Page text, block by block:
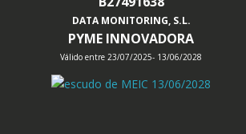
DATA MONITORING, S.L.
PYME INNOVADORA
Válido entre 23/07/2025- 13/06/2028